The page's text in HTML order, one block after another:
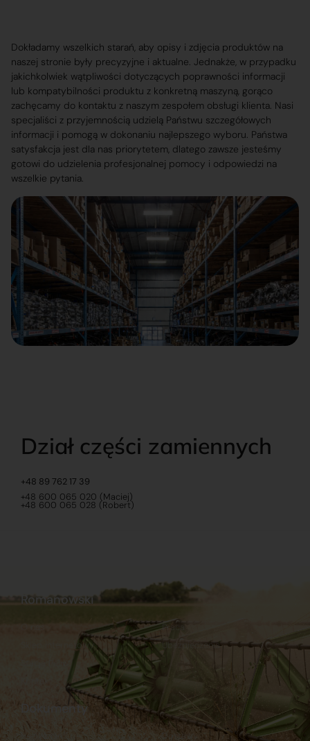
Dokładamy wszelkich starań, aby opisy i zdjęcia produktów na
naszej stronie były precyzyjne i aktualne. Jednakże, w przypadku
jakichkolwiek wątpliwości dotyczących poprawności informacji
lub kompatybilności produktu z konkretną maszyną, gorąco
zachęcamy do kontaktu z naszym zespołem obsługi klienta. Nasi
specjaliści z przyjemnością udzielą Państwu szczegółowych
informacji i pomogą w dokonaniu najlepszego wyboru. Państwa
satysfakcja jest dla nas priorytetem, dlatego zawsze jesteśmy
gotowi do udzielenia profesjonalnej pomocy i odpowiedzi na
wszelkie pytania.
Dział części zamiennych
+48 89 762 17 39
+48 600 065 020 (Maciej)
+48 600 065 028 (Robert)
Dokumenty
Regulamin Dostawy
Romanowski
Sklep internetowy
Praca
Ubezpieczenia